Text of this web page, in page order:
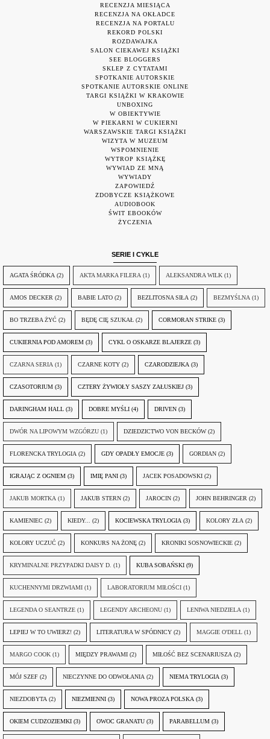
RECENZJA MIESIĄCA
RECENZJA NA OKŁADCE
RECENZJA NA PORTALU
REKORD POLSKI
ROZDAWAJKA
SALON CIEKAWEJ KSIĄŻKI
SEE BLOGGERS
SKLEP Z CYTATAMI
SPOTKANIE AUTORSKIE
SPOTKANIE AUTORSKIE ONLINE
TARGI KSIĄŻKI W KRAKOWIE
UNBOXING
W OBIEKTYWIE
W PIEKARNI W CUKIERNI
WARSZAWSKIE TARGI KSIĄŻKI
WIZYTA W MUZEUM
WSPOMNIENIE
WYTROP KSIĄŻKĘ
WYWIAD ZE MNĄ
WYWIADY
ZAPOWIEDŹ
ZDOBYCZE KSIĄŻKOWE
AUDIOBOOK
ŚWIT EBOOKÓW
ŻYCZENIA
SERIE I CYKLE
AGATA ŚRÓDKA (2) AKTA MARKA FILERA (1) ALEKSANDRA WILK (1)
AMOS DECKER (2) BABIE LATO (2) BEZLITOSNA SIŁA (2) BEZMYŚLNA (1)
BO TRZEBA ŻYĆ (2) BĘDĘ CIĘ SZUKAŁ (2) CORMORAN STRIKE (3)
CUKIERNIA POD AMOREM (3) CYKL O OSKARZE BLAJERZE (3)
CZARNA SERIA (1) CZARNE KOTY (2) CZARODZIEJKA (3)
CZASOTORIUM (3) CZTERY ŻYWIOŁY SASZY ZAŁUSKIEJ (3)
DARINGHAM HALL (3) DOBRE MYŚLI (4) DRIVEN (3)
DWÓR NA LIPOWYM WZGÓRZU (1) DZIEDZICTWO VON BECKÓW (2)
FLORENCKA TRYLOGIA (2) GDY OPADŁY EMOCJE (3) GORDIAN (2)
IGRAJĄC Z OGNIEM (3) IMIĘ PANI (3) JACEK POSADOWSKI (2)
JAKUB MORTKA (1) JAKUB STERN (2) JAROCIN (2) JOHN BEHRINGER (2)
KAMIENIEC (2) KIEDY... (2) KOCIEWSKA TRYLOGIA (3) KOLORY ZŁA (2)
KOLORY UCZUĆ (2) KONKURS NA ŻONĘ (2) KRONIKI SOSNOWIECKIE (2)
KRYMINALNE PRZYPADKI DAISY D. (1) KUBA SOBAŃSKI (9)
KUCHENNYMI DRZWIAMI (1) LABORATORIUM MIŁOŚCI (1)
LEGENDA O SEANTRZE (1) LEGENDY ARCHEONU (1) LENIWA NIEDZIELA (1)
LEPIEJ W TO UWIERZ! (2) LITERATURA W SPÓDNICY (2) MAGGIE O'DELL (1)
MARGO COOK (1) MIĘDZY PRAWAMI (2) MIŁOŚĆ BEZ SCENARIUSZA (2)
MÓJ SZEF (2) NIECZYNNE DO ODWOŁANIA (2) NIEMA TRYLOGIA (3)
NIEZDOBYTA (2) NIEZMIENNI (3) NOWA PROZA POLSKA (3)
OKIEM CUDZOZIEMKI (3) OWOC GRANATU (3) PARABELLUM (3)